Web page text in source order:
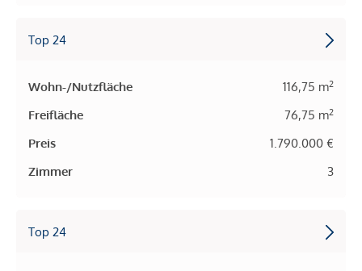
Top 24
Wohn-/Nutzfläche 116,75 m2
Freifläche 76,75 m2
Preis
1.790.000 €
Zimmer
3
Top 24